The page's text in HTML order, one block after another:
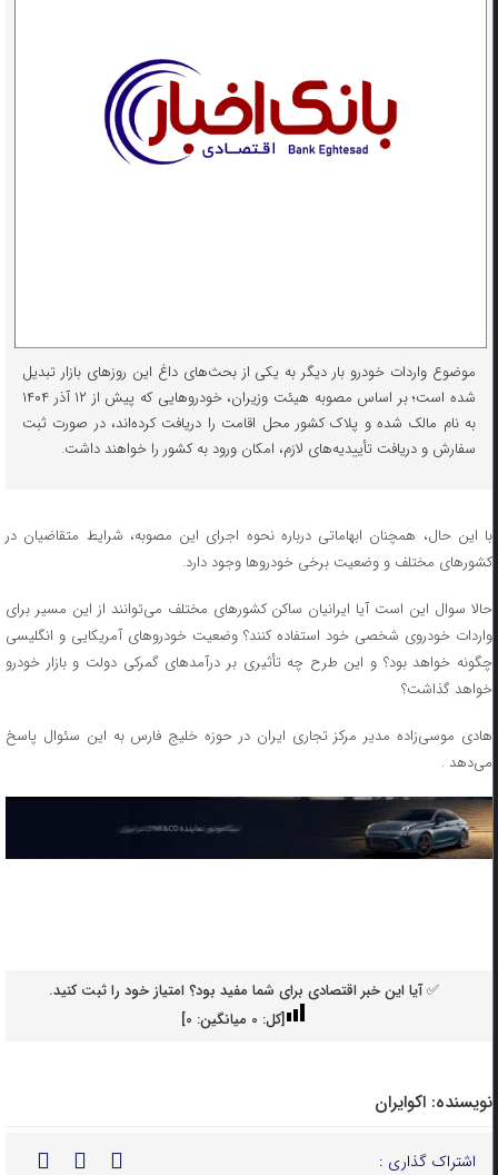
موضوع واردات خودرو بار دیگر به یکی از بحث‌های داغ این روزهای بازار تبدیل
شده است؛ بر اساس مصوبه هیئت وزیران، خودروهایی که پیش از ۱۲ آذر ۱۴۰۴
به نام مالک شده و پلاک کشور محل اقامت را دریافت کرده‌اند، در صورت ثبت
سفارش و دریافت تأییدیه‌های لازم، امکان ورود به کشور را خواهند داشت.
با این حال، همچنان ابهاماتی درباره نحوه اجرای این مصوبه، شرایط متقاضیان در
کشورهای مختلف و وضعیت برخی خودروها وجود دارد.
حالا سوال این است آیا ایرانیان ساکن کشورهای مختلف می‌توانند از این مسیر برای
واردات خودروی شخصی خود استفاده کنند؟ وضعیت خودروهای آمریکایی و انگلیسی
چگونه خواهد بود؟ و این طرح چه تأثیری بر درآمدهای گمرکی دولت و بازار خودرو
خواهد گذاشت؟
هادی موسی‌زاده مدیر مرکز تجاری ایران در حوزه خلیج فارس به این سئوال پاسخ
می‌دهد .
✅ آیا این خبر اقتصادی برای شما مفید بود؟ امتیاز خود را ثبت کنید.
[کل: 0میانگین: 0
]
نویسنده: اکوایران
اشتراک گذاری :